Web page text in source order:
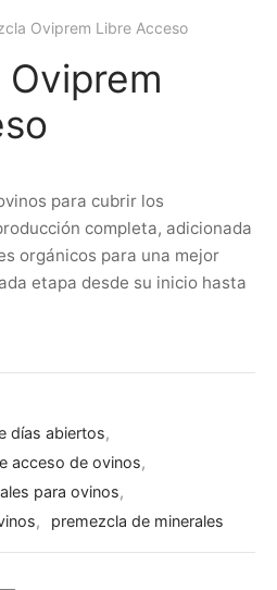
Oviprem Libre Acceso
para cubrir los
completa, adicionada
orgánicos para una mejor
etapa desde su inicio hasta
días abiertos,
acceso de ovinos,
para ovinos,
, premezcla de minerales